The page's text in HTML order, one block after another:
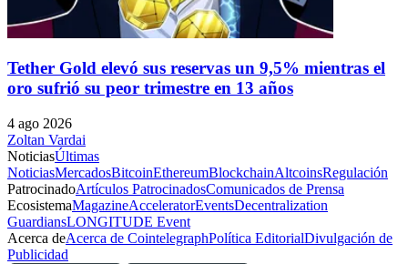
Tether Gold elevó sus reservas un 9,5% mientras el
oro sufrió su peor trimestre en 13 años
4 ago 2026
Zoltan Vardai
NoticiasÚltimas
NoticiasMercadosBitcoinEthereumBlockchainAltcoinsRegulación
PatrocinadoArtículos PatrocinadosComunicados de Prensa
EcosistemaMagazineAcceleratorEventsDecentralization
GuardiansLONGITUDE Event
Acerca deAcerca de CointelegraphPolítica EditorialDivulgación de
Publicidad